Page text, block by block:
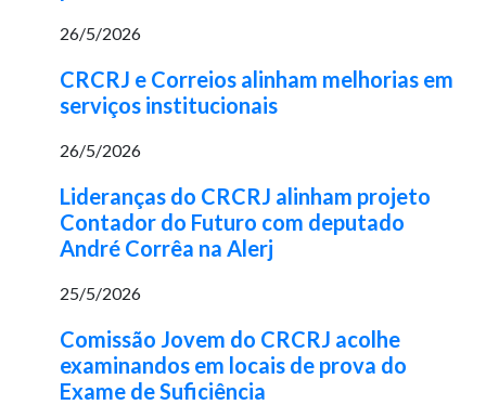
26/5/2026
CRCRJ e Correios alinham melhorias em
serviços institucionais
26/5/2026
Lideranças do CRCRJ alinham projeto
Contador do Futuro com deputado
André Corrêa na Alerj
25/5/2026
Comissão Jovem do CRCRJ acolhe
examinandos em locais de prova do
Exame de Suficiência